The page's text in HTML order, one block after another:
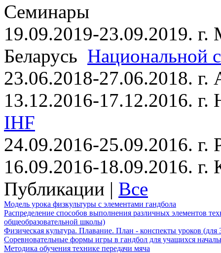
Семинары
19.09.2019-23.09.2019. г.
Беларусь Национальной
23.06.2018-27.06.2018.
13.12.2016-17.12.2016.
IHF
24.09.2016-25.09.2016. г.
16.09.2016-18.09.2016.
Публикации | Все
Модель урока физкультуры с элементами гандбола
Распределение способов выполнения различных элементов
общеобразовательной школы)
Физическая культура. Плавание. План - конспекты уроков (для
Соревновательные формы игры в гандбол для учащихся
Методика обучения технике передачи мяча